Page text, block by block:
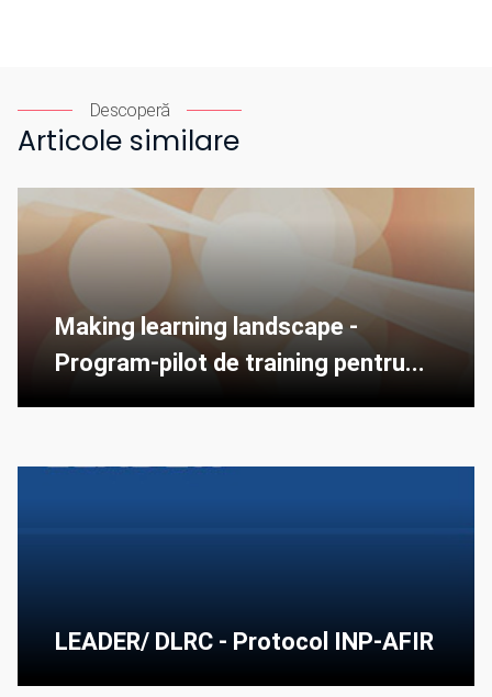
Descoperă
Articole similare
Making learning landscape -
Program-pilot de training pentru...
LEADER/ DLRC - Protocol INP-AFIR